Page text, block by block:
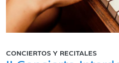
CONCIERTOS Y RECITALES